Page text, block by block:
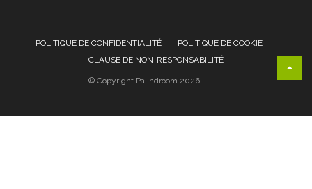
POLITIQUE DE CONFIDENTIALITÉ
POLITIQUE DE COOKIE
CLAUSE DE NON-RESPONSABILITÉ
© Copyright Palindroom 2026